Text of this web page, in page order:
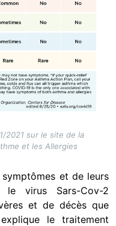
2021 sur le site de la
et les Allergies
et de leurs
le virus Sars-Cov-2
et de décès que
le traitement